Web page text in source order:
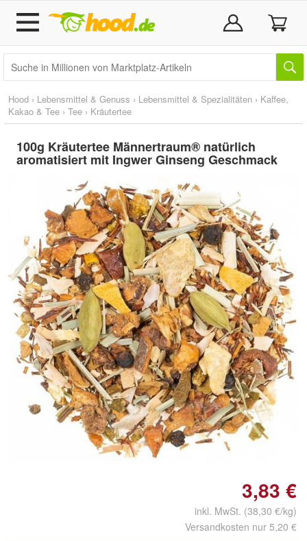
Hood › Lebensmittel & Genuss › Lebensmittel & Spezialitäten › Kaffee,
Kakao & Tee › Tee › Kräutertee
100g Kräutertee Männertraum® natürlich
aromatisiert mit Ingwer Ginseng Geschmack
Doppelt antippen zum
vergrößern
3,83 €
inkl. MwSt. (38,30 €/kg)
Versandkosten nur 5,20 €